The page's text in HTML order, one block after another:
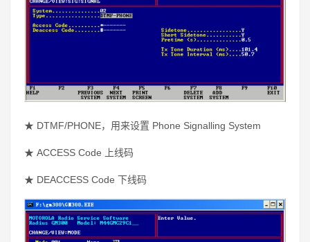
★ DTMF/PHONE，用来设置 Phone Signalling System
★ ACCESS Code 上线码
★ DEACCESS Code 下线码